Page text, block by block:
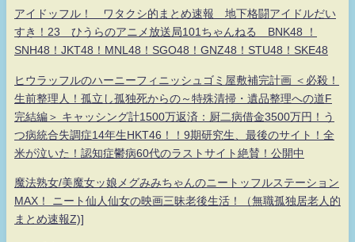
アイドッフル！ ワタクシ的まとめ速報 地下格闘アイドルだい
すき！23 ひうらのアニメ放送局101ちゃんねる BNK48 ！
SNH48！JKT48！MNL48！SGO48！GNZ48！STU48！SKE48
ヒウラッフルのハーニーフィニッシュゴミ屋敷補完計画 ＜必殺！
生前整理人！孤立し孤独死からの～特殊清掃・遺品整理への道F
完結編＞ キャッシング計1500万返済：厨二病借金3500万円！う
つ病統合失調症14年生HKT46！！9期研究生、最後のサイト！全
米が泣いた！認知症鬱病60代のラストサイト絶賛！公開中
魔法熟女/美魔女ッ娘メグみみちゃんのニートッフルステーション
MAX！ ニート仙人仙女の映画三昧老後生活！（無職孤独居老人的
まとめ速報Z)]